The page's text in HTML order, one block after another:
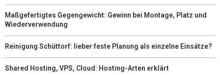
Maßgefertigtes Gegengewicht: Gewinn bei Montage, Platz und
Wiederverwendung
Reinigung Schüttorf: lieber feste Planung als einzelne Einsätze?
Shared Hosting, VPS, Cloud: Hosting-Arten erklärt